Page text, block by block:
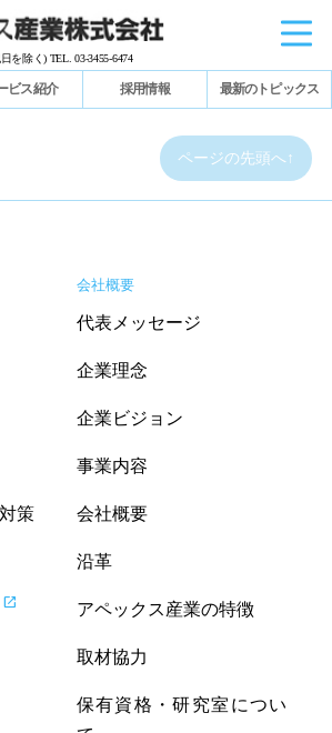
を除く) TEL. 03-3455-6474
ビス紹介 採用情報 最新のトピックス
ページの先頭へ↑
策
open_in_new
会社概要
代表メッセージ
企業理念
企業ビジョン
事業内容
会社概要
沿革
アペックス産業の特徴
取材協力
保有資格・研究室につい